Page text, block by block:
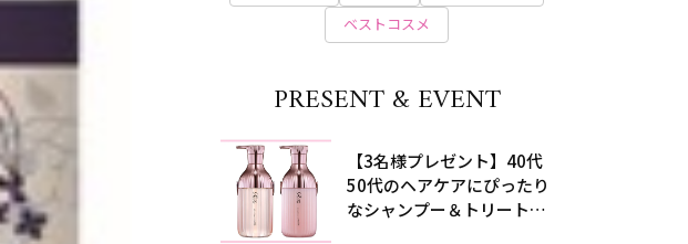
ベストコスメ
PRESENT & EVENT
【3名様プレゼント】40代
50代のヘアケアにぴったり
なシャンプー＆トリートメ